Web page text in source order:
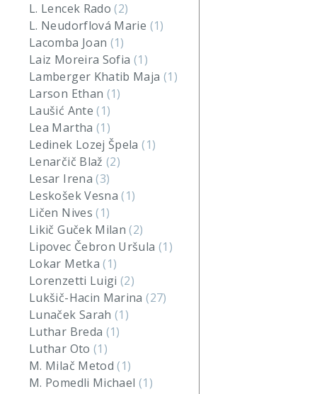
L. Lencek Rado(2)
L. Neudorflová Marie (1)
Lacomba Joan (1)
Laiz Moreira Sofia (1)
Lamberger Khatib Maja (1)
Larson Ethan (1)
Laušić Ante(1)
Lea Martha (1)
Ledinek Lozej Špela(1)
Lenarčič Blaž(2)
Lesar Irena(3)
Leskošek Vesna(1)
Ličen Nives(1)
Likič Guček Milan(2)
Lipovec Čebron Uršula (1)
Lokar Metka(1)
Lorenzetti Luigi(2)
Lukšič-Hacin Marina(27)
Lunaček Sarah(1)
Luthar Breda (1)
Luthar Oto (1)
M. Milač Metod(1)
M. Pomedli Michael (1)